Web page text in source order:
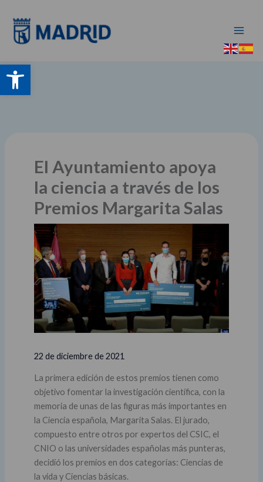
Abrir barra de herramientas
contenido
El Ayuntamiento apoya
la ciencia a través de los
Premios Margarita Salas
22 de diciembre de 2021
La primera edición de estos premios tienen como
objetivo fomentar la investigación científica, con la
memoria de unas de las figuras más importantes en
la Ciencia española, Margarita Salas. El jurado,
compuesto entre otros por expertos del CSIC, el
CNIO o las universidades españolas más punteras,
decidió los premios en dos categorías: Ciencias de
la vida y Ciencias básicas.